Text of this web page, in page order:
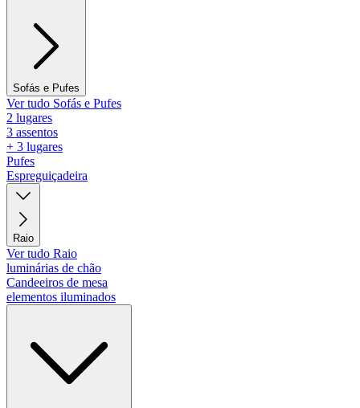
Sofás e Pufes
Ver tudo Sofás e Pufes
2 lugares
3 assentos
+ 3 lugares
Pufes
Espreguiçadeira
Raio
Ver tudo Raio
luminárias de chão
Candeeiros de mesa
elementos iluminados